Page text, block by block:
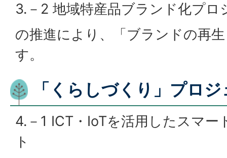
3.－2 地域特産品ブランド化プロ
の推進により、「ブランドの再
す。
「くらしづくり」プロ
4.－1 ICT・IoTを活用したスマ
ト